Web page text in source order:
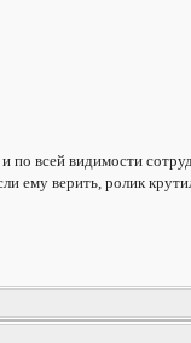
всей видимости
ему верить, ролик